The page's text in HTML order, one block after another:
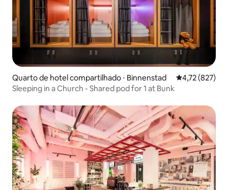
Quarto de hotel compartilhado ⋅ Binnenstad 4,72 de uma
4,72 (827)
Sleeping in a Church - Shared pod for 1 at Bunk